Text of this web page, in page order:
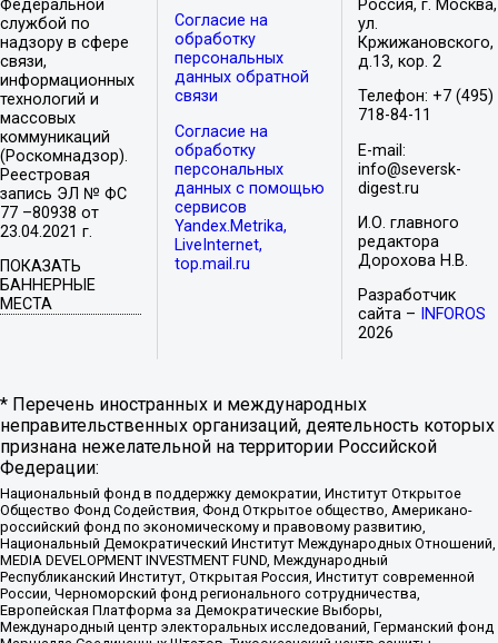
Федеральной
службой по
надзору в сфере
связи,
информационных
технологий и
массовых
коммуникаций
(Роскомнадзор).
Реестровая
запись ЭЛ № ФС
77 –80938 от
23.04.2021 г.
ПОКАЗАТЬ
БАННЕРНЫЕ
МЕСТА
Согласие на
обработку
персональных
данных обратной
связи
Согласие на
обработку
персональных
данных с помощью
сервисов
Yandex.Metrika,
LiveInternet,
top.mail.ru
Россия, г. Москва,
ул.
Кржижановского,
д.13, кор. 2
Телефон: +7 (495)
718-84-11
E-mail:
info@seversk-
digest.ru
И.О. главного
редактора
Дорохова Н.В.
Разработчик
сайта –
INFOROS
2026
* Перечень иностранных и международных
неправительственных организаций, деятельность которых
признана нежелательной на территории Российской
Федерации:
Национальный фонд в поддержку демократии, Институт Открытое
Общество Фонд Содействия, Фонд Открытое общество, Американо-
российский фонд по экономическому и правовому развитию,
Национальный Демократический Институт Международных Отношений,
MEDIA DEVELOPMENT INVESTMENT FUND, Международный
Республиканский Институт, Открытая Россия, Институт современной
России, Черноморский фонд регионального сотрудничества,
Европейская Платформа за Демократические Выборы,
Международный центр электоральных исследований, Германский фонд